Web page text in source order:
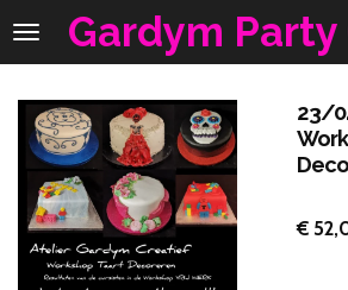
Ga
de
hoofdinhoud
Gardym Party
23/
€